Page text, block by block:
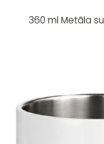
360 ml Metāla